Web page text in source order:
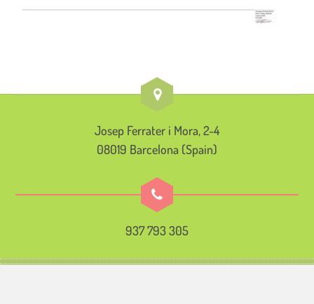
Josep Ferrater i Mora, 2-4
08019 Barcelona (Spain)
937 793 305